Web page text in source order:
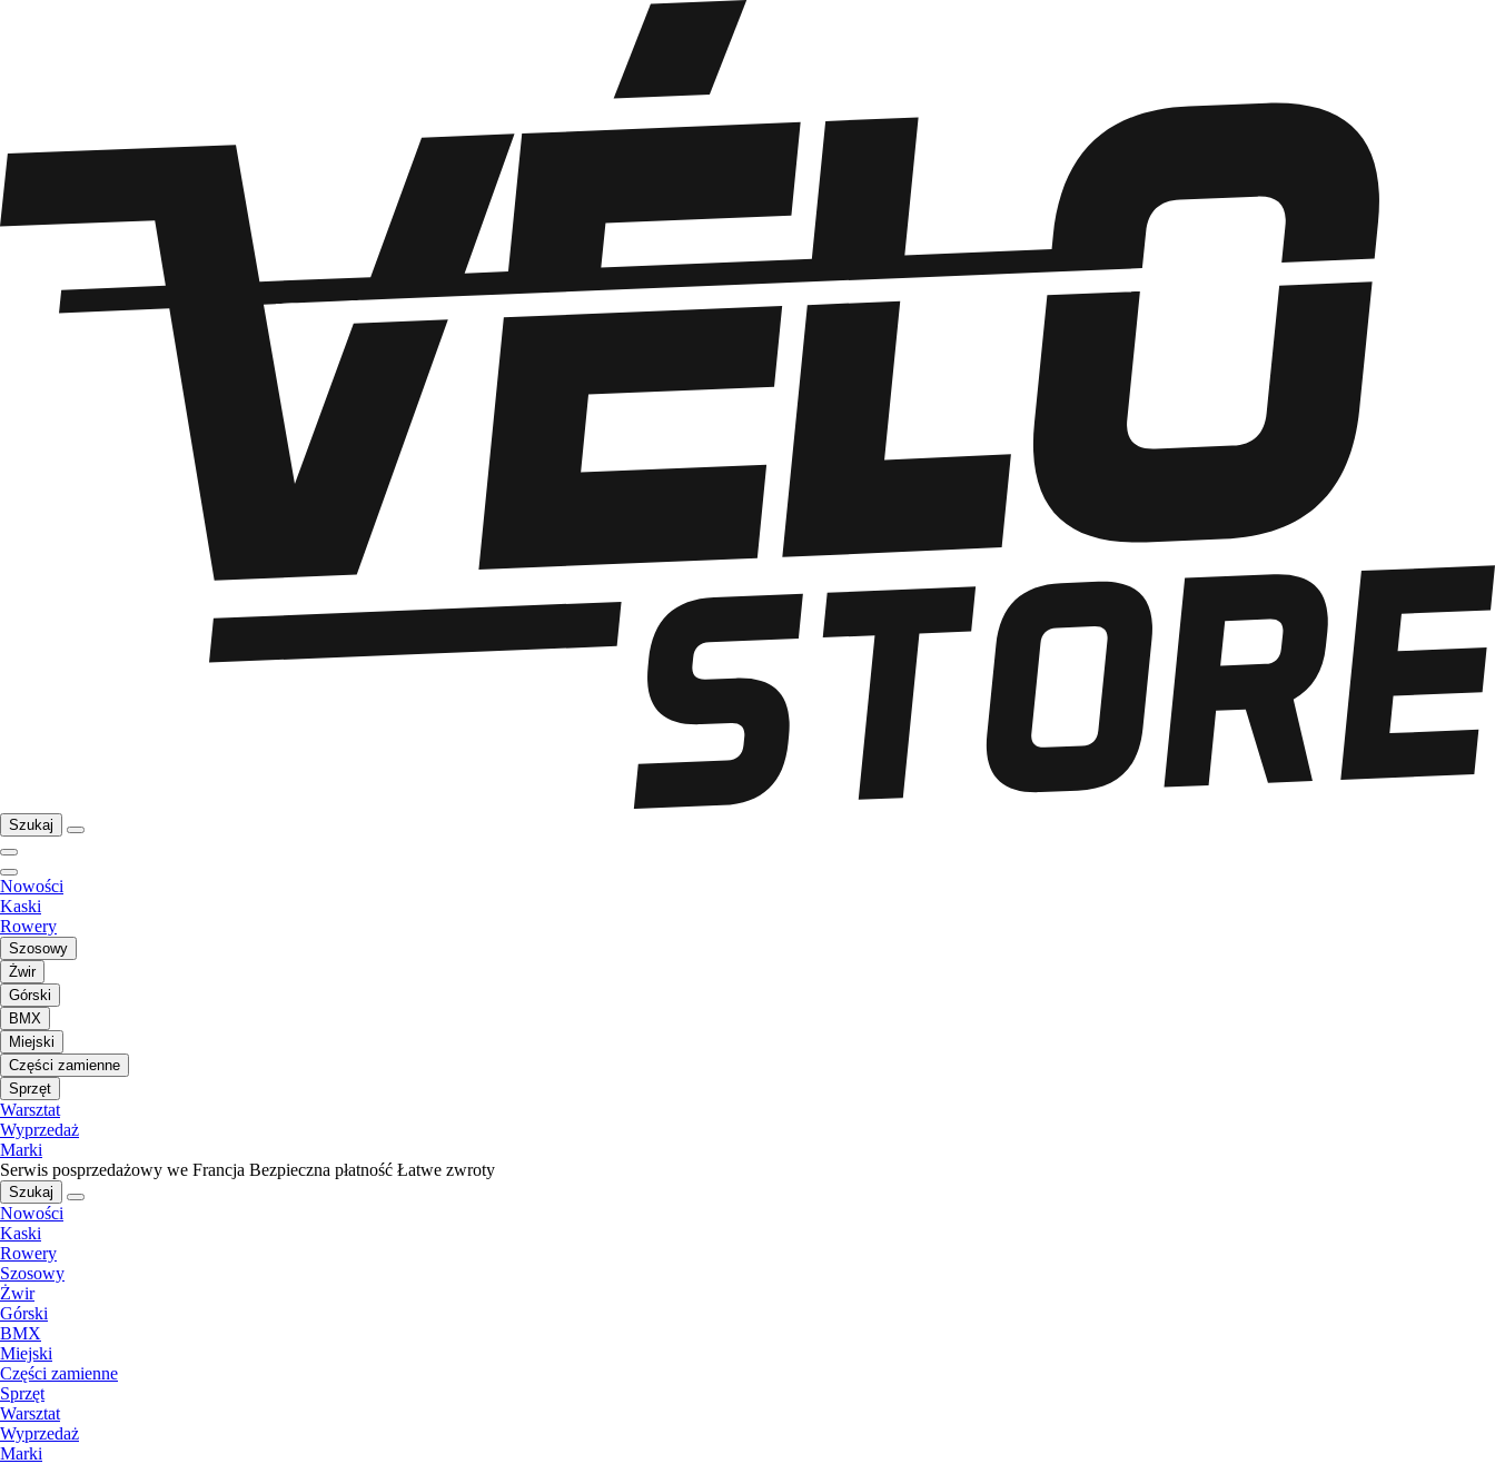
Szukaj
Nowości
Kaski
Rowery
Szosowy
Żwir
Górski
BMX
Miejski
Części zamienne
Sprzęt
Warsztat
Wyprzedaż
Marki
Serwis posprzedażowy we Francja Bezpieczna płatność Łatwe zwroty
Szukaj
Nowości
Kaski
Rowery
Szosowy
Żwir
Górski
BMX
Miejski
Części zamienne
Sprzęt
Warsztat
Wyprzedaż
Marki